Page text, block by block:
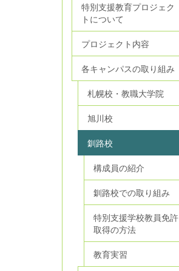
特別支援教育プロジェク
トについて
プロジェクト内容
各キャンパスの取り組み
札幌校・教職大学院
旭川校
釧路校
構成員の紹介
釧路校での取り組み
特別支援学校教員免許
取得の方法
教育実習